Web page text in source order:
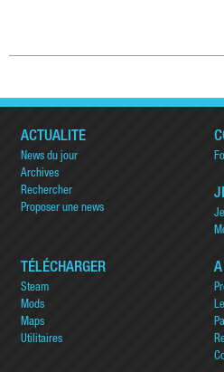
ACTUALITÉ
News du jour
Archives
Rechercher
Proposer une news
TÉLÉCHARGER
Steam
Mods
Maps
Utilitaires